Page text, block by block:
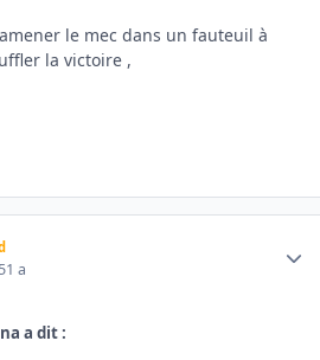
le mec dans un fauteuil à
la victoire ,
1 a
a dit :